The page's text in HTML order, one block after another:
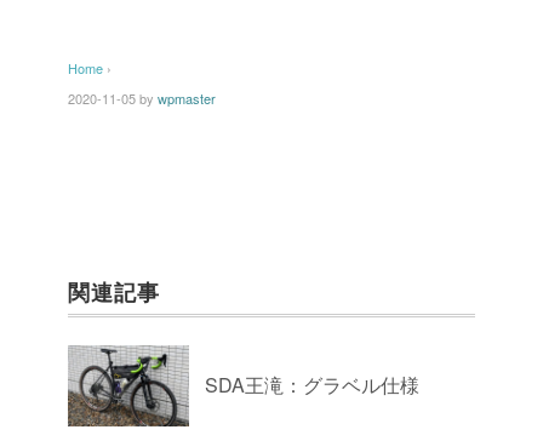
Home ›
2020-11-05by wpmaster
関連記事
SDA王滝：グラベル仕様